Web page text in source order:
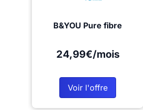
B&YOU Pure fibre
24,99€/mois
Voir l'offre